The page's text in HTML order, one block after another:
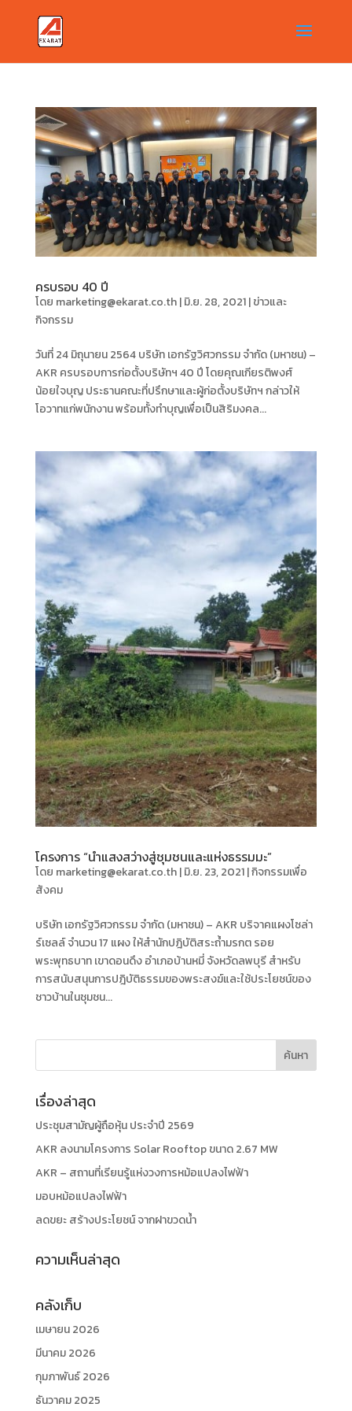
ครบรอบ 40 ปี
โดย marketing@ekarat.co.th|มิ.ย. 28, 2021|ข่าวและ
กิจกรรม
วันที่ 24 มิถุนายน 2564 บริษัท เอกรัฐวิศวกรรม จำกัด (มหาชน) –
AKR ครบรอบการก่อตั้งบริษัทฯ 40 ปี โดยคุณเกียรติพงศ์
น้อยใจบุญ ประธานคณะที่ปรึกษาและผู้ก่อตั้งบริษัทฯ กล่าวให้
โอวาทแก่พนักงาน พร้อมทั้งทำบุญเพื่อเป็นสิริมงคล...
โครงการ “นำแสงสว่างสู่ชุมชนและแห่งธรรมมะ”
โดย marketing@ekarat.co.th|มิ.ย. 23, 2021|กิจกรรมเพื่อ
สังคม
บริษัท เอกรัฐวิศวกรรม จำกัด (มหาชน) – AKR บริจาคแผงโซล่า
ร์เซลล์ จำนวน 17 แผง ให้สำนักปฎิบัติสระถ้ำมรกต รอย
พระพุทธบาท เขาดอนดึง อำเภอบ้านหมี่ จังหวัดลพบุรี สำหรับ
การสนับสนุนการปฎิบัติธรรมของพระสงฆ์และใช้ประโยชน์ของ
ชาวบ้านในชุมชน...
เรื่องล่าสุด
ประชุมสามัญผู้ถือหุ้น ประจำปี 2569
AKR ลงนามโครงการ Solar Rooftop ขนาด 2.67 MW
AKR – สถานที่เรียนรู้แห่งวงการหม้อแปลงไฟฟ้า
มอบหม้อแปลงไฟฟ้า
ลดขยะ สร้างประโยชน์ จากฝาขวดน้ำ
ความเห็นล่าสุด
คลังเก็บ
เมษายน 2026
มีนาคม 2026
กุมภาพันธ์ 2026
ธันวาคม 2025